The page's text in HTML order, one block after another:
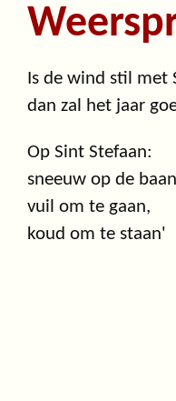
Is de wind stil met
dan zal het jaar
Op Sint Stefaan:
sneeuw op de
vuil om te gaan,
koud om te staan'